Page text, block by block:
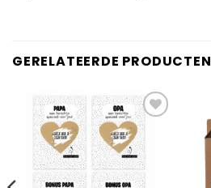
GERELATEERDE PRODUCTEN
Add to
Wishlist